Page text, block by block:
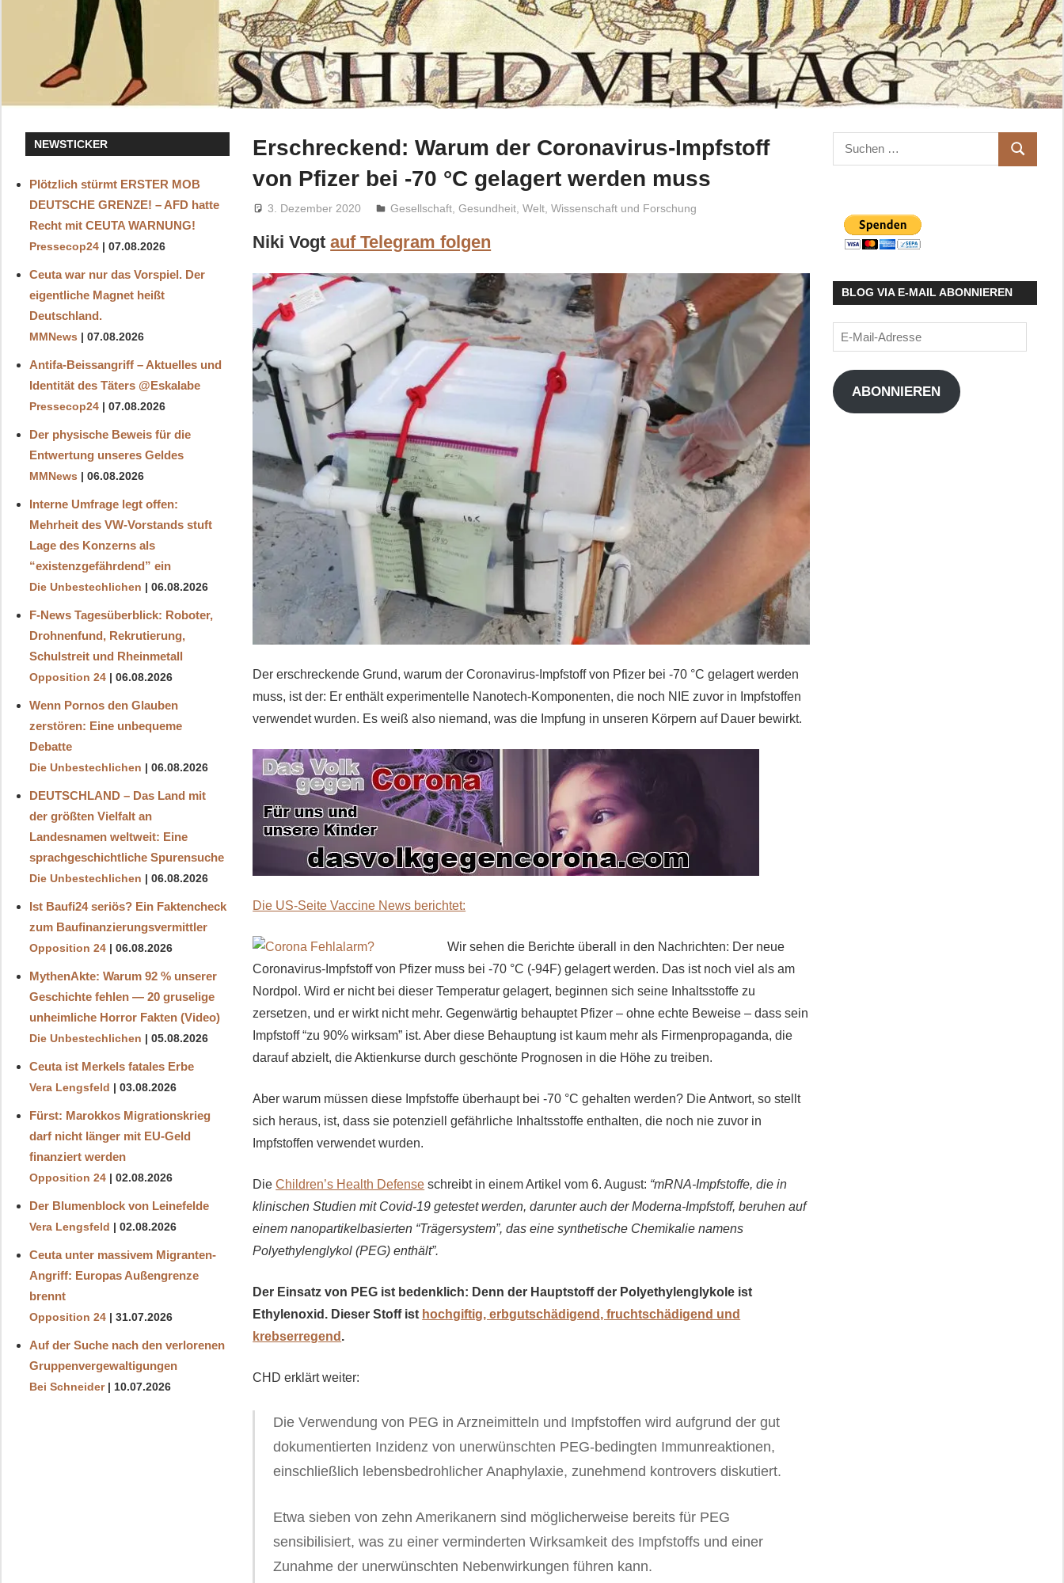
Erschreckend: Warum der Coronavirus-Impfstoff
von Pfizer bei -70 °C gelagert werden muss
3. Dezember 2020 Niki Vogt
Gesellschaft, Gesundheit, Welt, Wissenschaft und Forschung
Niki Vogtauf Telegram folgen
Der erschreckende Grund, warum der Coronavirus-Impfstoff von Pfizer bei -70 °C gelagert werden
muss, ist der: Er enthält experimentelle Nanotech-Komponenten, die noch NIE zuvor in Impfstoffen
verwendet wurden. Es weiß also niemand, was die Impfung in unseren Körpern auf Dauer bewirkt.
Die US-Seite Vaccine News berichtet:
Wir sehen die Berichte überall in den Nachrichten: Der neue
Coronavirus-Impfstoff von Pfizer muss bei -70 °C (-94F) gelagert werden. Das ist noch viel als am
Nordpol. Wird er nicht bei dieser Temperatur gelagert, beginnen sich seine Inhaltsstoffe zu
zersetzen, und er wirkt nicht mehr. Gegenwärtig behauptet Pfizer – ohne echte Beweise – dass sein
Impfstoff “zu 90% wirksam” ist. Aber diese Behauptung ist kaum mehr als Firmenpropaganda, die
darauf abzielt, die Aktienkurse durch geschönte Prognosen in die Höhe zu treiben.
Aber warum müssen diese Impfstoffe überhaupt bei -70 °C gehalten werden? Die Antwort, so stellt
sich heraus, ist, dass sie potenziell gefährliche Inhaltsstoffe enthalten, die noch nie zuvor in
Impfstoffen verwendet wurden.
DieChildren’s Health Defense schreibt in einem Artikel vom 6. August: “mRNA-Impfstoffe, die in
klinischen Studien mit Covid-19 getestet werden, darunter auch der Moderna-Impfstoff, beruhen auf
einem nanopartikelbasierten “Trägersystem”, das eine synthetische Chemikalie namens
Polyethylenglykol (PEG) enthält”.
Der Einsatz von PEG ist bedenklich: Denn der Hauptstoff der Polyethylenglykole ist
Ethylenoxid. Dieser Stoff ist hochgiftig, erbgutschädigend, fruchtschädigend und
krebserregend .
CHD erklärt weiter:
Die Verwendung von PEG in Arzneimitteln und Impfstoffen wird aufgrund der gut
dokumentierten Inzidenz von unerwünschten PEG-bedingten Immunreaktionen,
einschließlich lebensbedrohlicher Anaphylaxie, zunehmend kontrovers diskutiert.
Etwa sieben von zehn Amerikanern sind möglicherweise bereits für PEG
sensibilisiert, was zu einer verminderten Wirksamkeit des Impfstoffs und einer
Zunahme der unerwünschten Nebenwirkungen führen kann.
NEWSTICKER
Plötzlich stürmt ERSTER MOB
DEUTSCHE GRENZE! – AFD hatte
Recht mit CEUTA WARNUNG!
Pressecop24 07.08.2026
Ceuta war nur das Vorspiel. Der
eigentliche Magnet heißt
Deutschland.
MMNews 07.08.2026
Antifa-Beissangriff – Aktuelles und
Identität des Täters ‪@Eskalabe‬
Pressecop24 07.08.2026
Der physische Beweis für die
Entwertung unseres Geldes
MMNews 06.08.2026
Interne Umfrage legt offen:
Mehrheit des VW-Vorstands stuft
Lage des Konzerns als
“existenzgefährdend” ein
Die Unbestechlichen 06.08.2026
F-News Tagesüberblick: Roboter,
Drohnenfund, Rekrutierung,
Schulstreit und Rheinmetall
Opposition 24 06.08.2026
Wenn Pornos den Glauben
zerstören: Eine unbequeme
Debatte
Die Unbestechlichen 06.08.2026
DEUTSCHLAND – Das Land mit
der größten Vielfalt an
Landesnamen weltweit: Eine
sprachgeschichtliche Spurensuche
Die Unbestechlichen 06.08.2026
Ist Baufi24 seriös? Ein Faktencheck
zum Baufinanzierungsvermittler
Opposition 24 06.08.2026
MythenAkte: Warum 92 % unserer
Geschichte fehlen — 20 gruselige
unheimliche Horror Fakten (Video)
Die Unbestechlichen 05.08.2026
Ceuta ist Merkels fatales Erbe
Vera Lengsfeld 03.08.2026
Fürst: Marokkos Migrationskrieg
darf nicht länger mit EU-Geld
finanziert werden
Opposition 24 02.08.2026
Der Blumenblock von Leinefelde
Vera Lengsfeld 02.08.2026
Ceuta unter massivem Migranten-
Angriff: Europas Außengrenze
brennt
Opposition 24 31.07.2026
Auf der Suche nach den verlorenen
Gruppenvergewaltigungen
Bei Schneider 10.07.2026
Suchen
nach:
SUCHEN
BLOG VIA E-MAIL ABONNIEREN
E-
Mail-
Adresse
ABONNIEREN